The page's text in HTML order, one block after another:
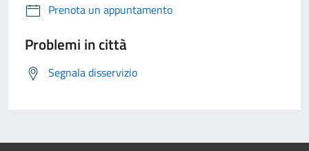
Prenota un appuntamento
Problemi in città
Segnala disservizio